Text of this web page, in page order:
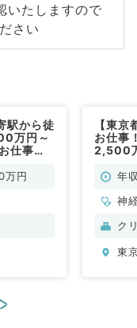
いたしますので
さい
駅から徒
万円～
仕事で
万円
【東
お仕事
2,500
年
神
循
科
ク
東
>